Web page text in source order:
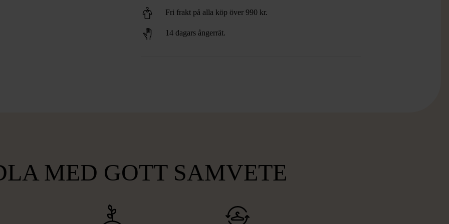
Fri frakt på alla köp över 990 kr.
14 dagars ångerrät.
MED GOTT SAMVETE